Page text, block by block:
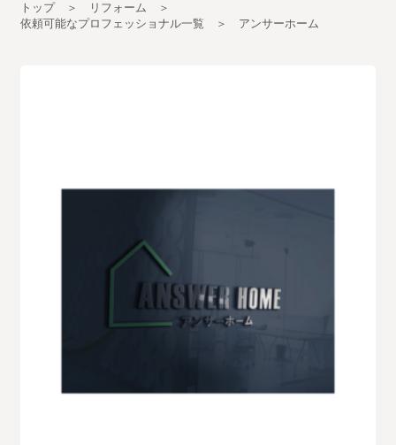
トップ
リフォーム
依頼可能なプロフェッショナル一覧
アンサーホーム